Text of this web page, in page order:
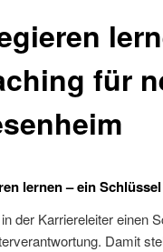
für
lernen – ein
der Karriereleiter einen
Damit